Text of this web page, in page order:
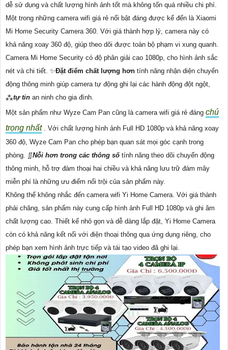
dễ sử dụng và chất lượng hình ảnh tốt mà không tốn quá nhiều chi phí.
Một trong những camera wifi giá rẻ nổi bật đáng được kể đến là Xiaomi
Mi Home Security Camera 360. Với giá thành hợp lý, camera này có
khả năng xoay 360 độ, giúp theo dõi được toàn bộ phạm vi xung quanh.
Camera Mi Home Security có độ phân giải cao 1080p, cho hình ảnh sắc
nét và chi tiết. ✨Đặt điểm chất lượng hơn tính năng nhận diện chuyển
động thông minh giúp camera tự động ghi lại các hành động đột ngột,
⁂tự tin an ninh cho gia đình.
Một sản phẩm như Wyze Cam Pan cũng là camera wifi giá rẻ đáng chú
trọng nhất. Với chất lượng hình ảnh Full HD 1080p và khả năng xoay
360 độ, Wyze Cam Pan cho phép bạn quan sát mọi góc cạnh trong
phòng. ∬Nỗi hơn trong các thông sốtính năng theo dõi chuyển động
thông minh, hỗ trợ đàm thoại hai chiều và khả năng lưu trữ đám mây
miễn phí là những ưu điểm nổi trội của sản phẩm này.
Không thể không nhắc đến camera wifi Yi Home Camera. Với giá thành
phải chăng, sản phẩm này cung cấp hình ảnh Full HD 1080p và ghi âm
chất lượng cao. Thiết kế nhỏ gọn và dễ dàng lắp đặt, Yi Home Camera
còn có khả năng kết nối với điện thoại thông qua ứng dụng riêng, cho
phép bạn xem hình ảnh trực tiếp và tái tạo video đã ghi lại.